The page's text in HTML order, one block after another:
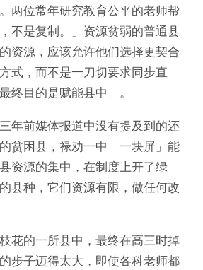
两位常年研究教育公平的老师帮
不是复制。」资源贫弱的普通县
资源，应该允许他们选择更契合
式，而不是一刀切要求同步直
终目的是赋能县中」。
前媒体报道中没有提及到的还
贫困县，禄劝一中「一块屏」能
资源的集中，在制度上开了绿
县种，它们资源有限，做任何改
的一所县中，最终在高三时掉
步子迈得太大，即使各科老师都